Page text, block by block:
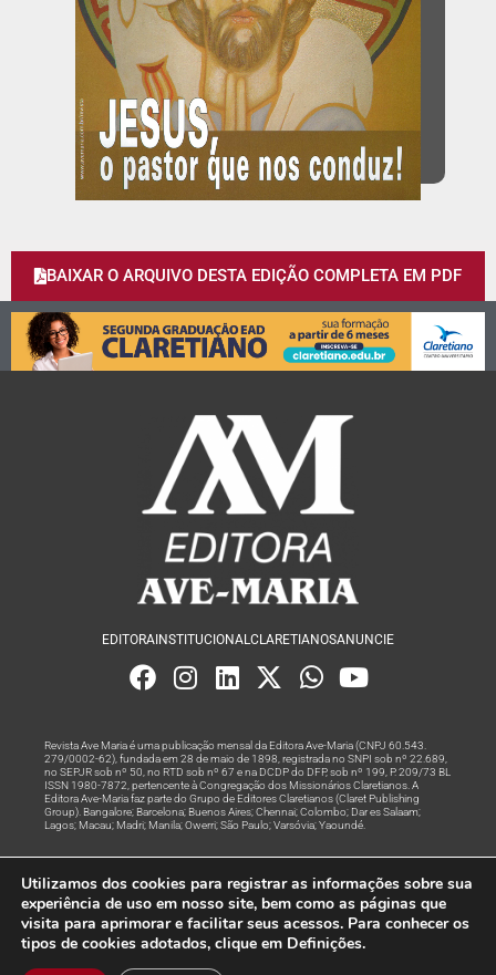
BAIXAR O ARQUIVO DESTA EDIÇÃO COMPLETA EM PDF
EDITORA INSTITUCIONALCLARETIANOSANUNCIE
Revista Ave Maria é uma publicação mensal da Editora Ave-Maria (CNPJ 60.543.
279/0002-62), fundada em 28 de maio de 1898, registrada no SNPI sob nº 22.689,
no SEPJR sob nº 50, no RTD sob nº 67 e na DCDP do DFP, sob nº 199, P. 209/73 BL
ISSN 1980-7872, pertencente à Congregação dos Missionários Claretianos. A
Editora Ave-Maria faz parte do Grupo de Editores Claretianos (Claret Publishing
Group). Bangalore; Barcelona; Buenos Aires; Chennai; Colombo; Dar es Salaam;
Lagos; Macau; Madri; Manila; Owerri; São Paulo; Varsóvia; Yaoundé.
Rede
© Todos os Direitos Reservados
Utilizamos dos cookies para registrar as informações sobre sua
experiência de uso em nosso site, bem como as páginas que
visita para aprimorar e facilitar seus acessos. Para conhecer os
tipos de cookies adotados, clique em Definições.